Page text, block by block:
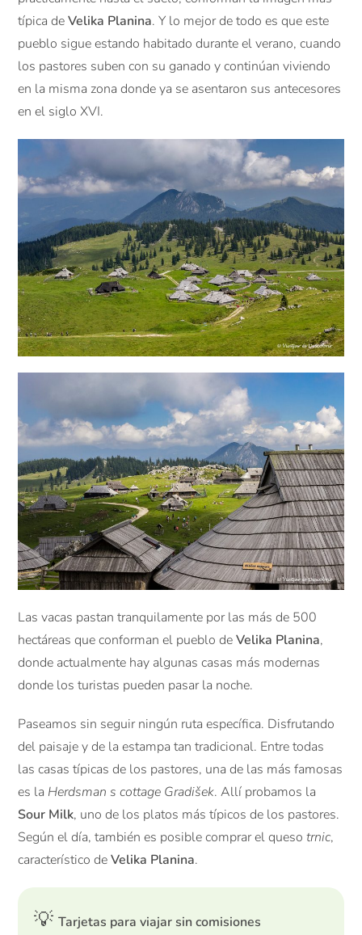
típica deVelika Planina. Y lo mejor de todo es que este
pueblo sigue estando habitado durante el verano, cuando
los pastores suben con su ganado y continúan viviendo
en la misma zona donde ya se asentaron sus antecesores
en el siglo XVI.
Las vacas pastan tranquilamente por las más de 500
hectáreas que conforman el pueblo deVelika Planina,
donde actualmente hay algunas casas más modernas
donde los turistas pueden pasar la noche.
Paseamos sin seguir ningún ruta específica. Disfrutando
del paisaje y de la estampa tan tradicional. Entre todas
las casas típicas de los pastores, una de las más famosas
es la Herdsman s cottage Gradišek. Allí probamos la
Sour Milk, uno de los platos más típicos de los pastores.
Según el día, también es posible comprar el quesotrnic,
característico deVelika Planina.
💡 Tarjetas para viajar sin comisiones